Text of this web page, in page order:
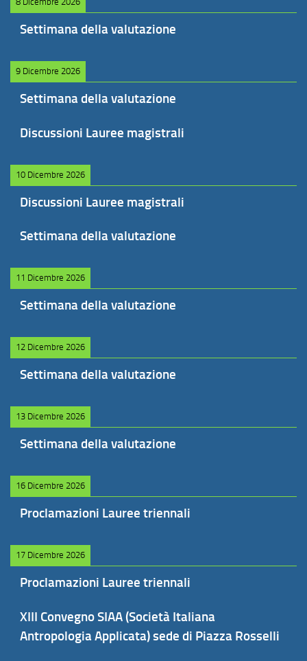
Settimana della valutazione
9 Dicembre 2026
Settimana della valutazione
Discussioni Lauree magistrali
10 Dicembre 2026
Discussioni Lauree magistrali
Settimana della valutazione
11 Dicembre 2026
Settimana della valutazione
12 Dicembre 2026
Settimana della valutazione
13 Dicembre 2026
Settimana della valutazione
16 Dicembre 2026
Proclamazioni Lauree triennali
17 Dicembre 2026
Proclamazioni Lauree triennali
XIII Convegno SIAA (Società Italiana
Antropologia Applicata) sede di Piazza Rosselli